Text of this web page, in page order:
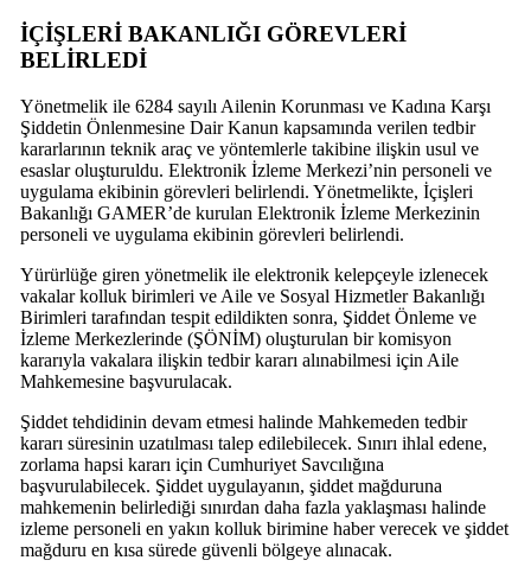
İÇİŞLERİ BAKANLIĞI GÖREVLERİ
BELİRLEDİ
Yönetmelik ile 6284 sayılı Ailenin Korunması ve Kadına Karşı
Şiddetin Önlenmesine Dair Kanun kapsamında verilen tedbir
kararlarının teknik araç ve yöntemlerle takibine ilişkin usul ve
esaslar oluşturuldu. Elektronik İzleme Merkezi’nin personeli ve
uygulama ekibinin görevleri belirlendi. Yönetmelikte, İçişleri
Bakanlığı GAMER’de kurulan Elektronik İzleme Merkezinin
personeli ve uygulama ekibinin görevleri belirlendi.
Yürürlüğe giren yönetmelik ile elektronik kelepçeyle izlenecek
vakalar kolluk birimleri ve Aile ve Sosyal Hizmetler Bakanlığı
Birimleri tarafından tespit edildikten sonra, Şiddet Önleme ve
İzleme Merkezlerinde (ŞÖNİM) oluşturulan bir komisyon
kararıyla vakalara ilişkin tedbir kararı alınabilmesi için Aile
Mahkemesine başvurulacak.
Şiddet tehdidinin devam etmesi halinde Mahkemeden tedbir
kararı süresinin uzatılması talep edilebilecek. Sınırı ihlal edene,
zorlama hapsi kararı için Cumhuriyet Savcılığına
başvurulabilecek. Şiddet uygulayanın, şiddet mağduruna
mahkemenin belirlediği sınırdan daha fazla yaklaşması halinde
izleme personeli en yakın kolluk birimine haber verecek ve şiddet
mağduru en kısa sürede güvenli bölgeye alınacak.